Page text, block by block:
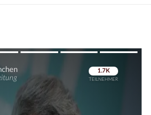
Überspringen